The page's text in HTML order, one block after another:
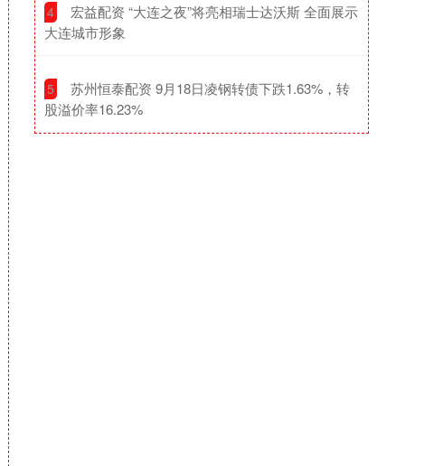
4
​宏益配资 “大连之夜”将亮相瑞士达沃斯 全面展示
大连城市形象
5
​苏州恒泰配资 9月18日凌钢转债下跌1.63%，转
股溢价率16.23%